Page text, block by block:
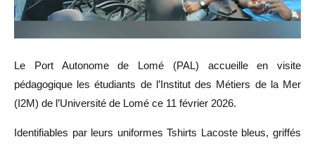
Le Port Autonome de Lomé (PAL) accueille en visite
pédagogique les étudiants de l’Institut des Métiers de la Mer
(I2M) de l’Université de Lomé ce 11 février 2026.
Identifiables par leurs uniformes Tshirts Lacoste bleus, griffés